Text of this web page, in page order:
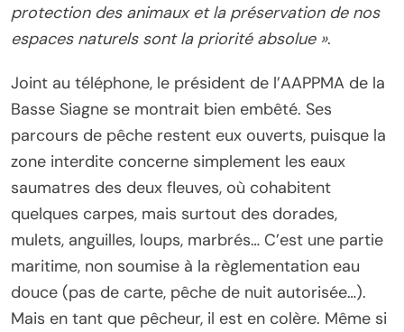
protection des animaux et la préservation de nos
espaces naturels sont la priorité absolue ».
Joint au téléphone, le président de l’AAPPMA de la
Basse Siagne se montrait bien embêté. Ses
parcours de pêche restent eux ouverts, puisque la
zone interdite concerne simplement les eaux
saumatres des deux fleuves, où cohabitent
quelques carpes, mais surtout des dorades,
mulets, anguilles, loups, marbrés… C’est une partie
maritime, non soumise à la règlementation eau
douce (pas de carte, pêche de nuit autorisée…).
Mais en tant que pêcheur, il est en colère. Même si